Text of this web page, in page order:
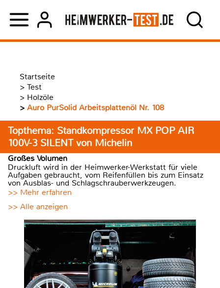
Startseite
> Test
> Holzöle
> Auro PurSolid Arbeitsplattenöl Nr. 108
Topthema: Standkompressor MX POP AIR
100V-3 SILENT von Michelin
Großes Volumen
Druckluft wird in der Heimwerker-Werkstatt für viele
Aufgaben gebraucht, vom Reifenfüllen bis zum Einsatz
von Ausblas- und Schlagschrauberwerkzeugen.
>> Mehr erfahren
>> Alle anzeigen